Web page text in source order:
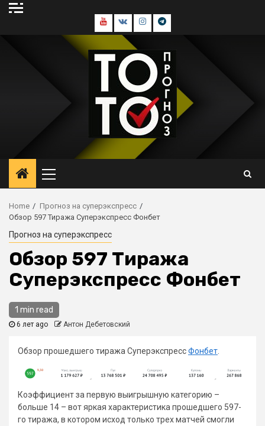
Skip
Youtube
В
контакте
Инстаграм
Телеграм
Menu
Home
Прогноз на суперэкспресс
Обзор 597 Тиража Суперэкспресс Фонбет
Прогноз на суперэкспресс
Обзор 597 Тиража
Суперэкспресс Фонбет
1 min read
6 лет ago Антон Дебетовский
Обзор прошедшего тиража СуперэкспрессФонбет
Коэффициент за первую выигрышную категорию –
больше 14 – вот яркая характеристика прошедшего 597-
го тиража, в котором исход только трех матчей смогли